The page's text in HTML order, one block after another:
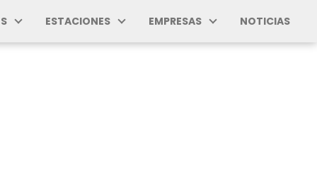
ESTACIONES EMPRESAS NOTICIAS